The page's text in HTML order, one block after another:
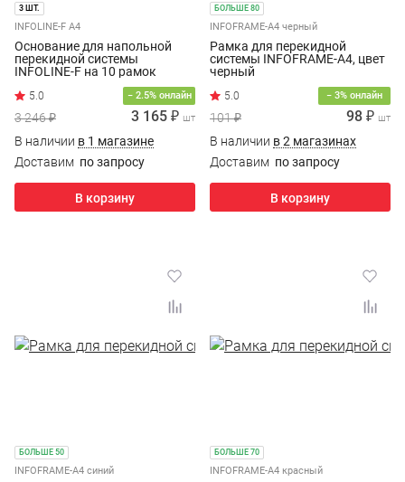
3 ШТ.
INFOLINE-F A4
Основание для напольной
перекидной системы
INFOLINE-F на 10 рамок
− 2.5% онлайн
3 246 ₽ 3 165 ₽ шт
В наличии в 1 магазине
Доставим по запросу
В корзину
БОЛЬШЕ 80
INFOFRAME-A4 черный
Рамка для перекидной
системы INFOFRAME-A4, цвет
черный
− 3% онлайн
101 ₽ 98 ₽ шт
В наличии в 2 магазинах
Доставим по запросу
В корзину
БОЛЬШЕ 50
INFOFRAME-A4 синий
БОЛЬШЕ 70
INFOFRAME-A4 красный